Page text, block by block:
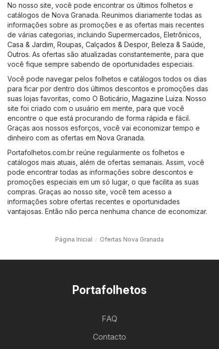
No nosso site, você pode encontrar os últimos folhetos e
catálogos de Nova Granada. Reunimos diariamente todas as
informações sobre as promoções e as ofertas mais recentes
de várias categorias, incluindo Supermercados Eletrônicos
Casa & Jardim Roupas, Calçados & Despor, Beleza & Saúde
Outros. As ofertas são atualizadas constantemente, para que
você fique sempre sabendo de oportunidades especiais.
Você pode navegar pelos folhetos e catálogos todos os dias
para ficar por dentro dos últimos descontos e promoções das
suas lojas favoritas, como O Boticário Magazine Luiza. Nosso
site foi criado com o usuário em mente, para que você
encontre o que está procurando de forma rápida e fácil.
Graças aos nossos esforços, você vai economizar tempo e
dinheiro com as ofertas em Nova Granada.
Portafolhetos.com.br reúne regularmente os folhetos e
catálogos mais atuais, além de ofertas semanais. Assim, você
pode encontrar todas as informações sobre descontos e
promoções especiais em um só lugar, o que facilita as suas
compras. Graças ao nosso site, você tem acesso a
informações sobre ofertas recentes e oportunidades
vantajosas. Então não perca nenhuma chance de economizar.
Página Inicial Ofertas Nova Granada
Portafolhetos
FAQ
Contacto